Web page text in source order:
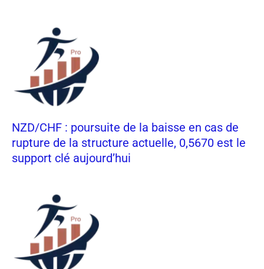
NZD/CHF : poursuite de la baisse en cas de
rupture de la structure actuelle, 0,5670 est le
support clé aujourd’hui